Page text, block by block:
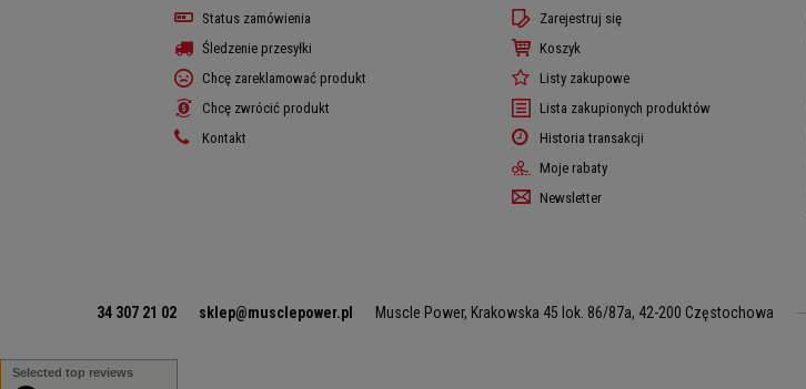
Status zamówienia
Śledzenie przesyłki
Chcę zareklamować produkt
Chcę zwrócić produkt
Kontakt
Zarejestruj się
Koszyk
Listy zakupowe
Lista zakupionych produktów
Historia transakcji
Moje rabaty
Newsletter
34 307 21 02 sklep@musclepower.pl Muscle Power, Krakowska 45 lok. 86/87a, 42-200 Częstochowa
Selected top reviews